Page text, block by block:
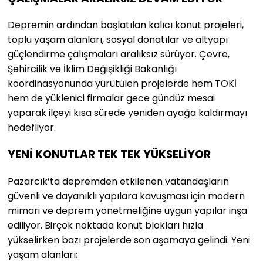
Depremin ardından başlatılan kalıcı konut projeleri,
toplu yaşam alanları, sosyal donatılar ve altyapı
güçlendirme çalışmaları aralıksız sürüyor. Çevre,
Şehircilik ve İklim Değişikliği Bakanlığı
koordinasyonunda yürütülen projelerde hem TOKİ
hem de yüklenici firmalar gece gündüz mesai
yaparak ilçeyi kısa sürede yeniden ayağa kaldırmayı
hedefliyor.
YENİ KONUTLAR TEK TEK YÜKSELİYOR
Pazarcık’ta depremden etkilenen vatandaşların
güvenli ve dayanıklı yapılara kavuşması için modern
mimari ve deprem yönetmeliğine uygun yapılar inşa
ediliyor. Birçok noktada konut blokları hızla
yükselirken bazı projelerde son aşamaya gelindi. Yeni
yaşam alanları;